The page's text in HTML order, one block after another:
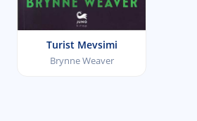
Turist Mevsimi
Brynne Weaver